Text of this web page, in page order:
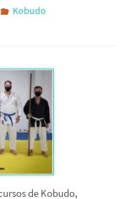
Kobudo
de Kobudo,